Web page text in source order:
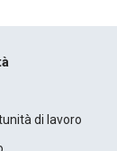
di lavoro